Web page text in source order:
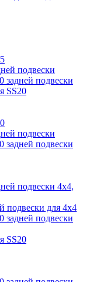
подвески
задней подвески
SS20
подвески
задней подвески
подвески 4х4,
подвески для 4х4
задней подвески
SS20